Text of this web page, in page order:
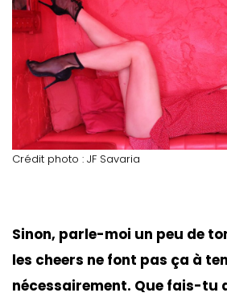
Crédit photo : JF Savaria
Sinon, parle-moi un peu de
les cheers ne font pas ça à
nécessairement. Que fais-tu